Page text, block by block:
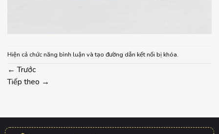
Hiện cả chức năng bình luận và tạo đường dẫn kết nối bị khóa.
← Trước
Tiếp theo →